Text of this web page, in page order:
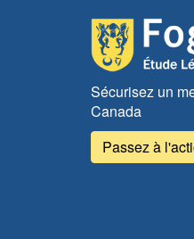
Sécurisez un
Canada
Passez à